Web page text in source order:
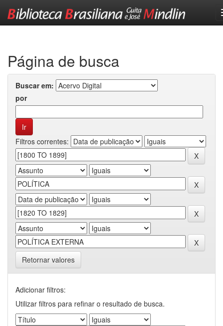
Página de busca
Buscar em:
por
Filtros correntes:
Retornar valores
Adicionar filtros:
Utilizar filtros para refinar o resultado de busca.